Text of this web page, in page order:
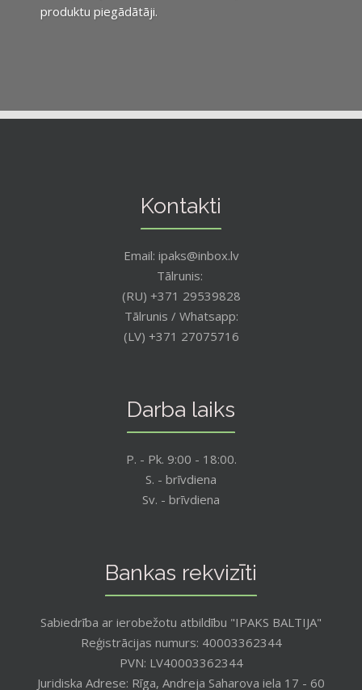
produktu piegādātāji.
Kontakti
Email: ipaks@inbox.lv
Tālrunis:
(RU) +371 29539828
Tālrunis / Whatsapp:
(LV) +371 27075716
Darba laiks
P. - Pk. 9:00 - 18:00.
S. - brīvdiena
Sv. - brīvdiena
Bankas rekvizīti
Sabiedrība ar ierobežotu atbildību "IPAKS BALTIJA"
Reģistrācijas numurs: 40003362344
PVN: LV40003362344
Juridiska Adrese: Rīga, Andreja Saharova iela 17 - 60